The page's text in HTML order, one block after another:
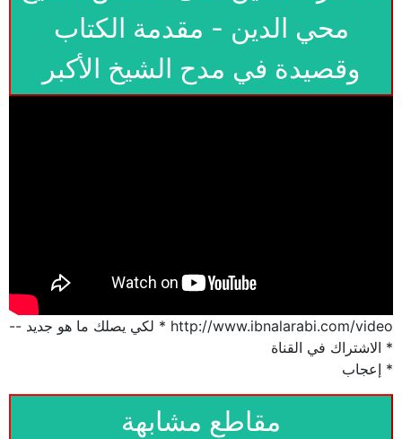
محي الدين - مقدمة الكتاب
وقصيدة في مدح الشيخ الأكبر
http://www.ibnalarabi.com/video * لكي يصلك ما هو جديد --
* الاشتراك في القناة
* إعجاب
مقاطع مشابهة